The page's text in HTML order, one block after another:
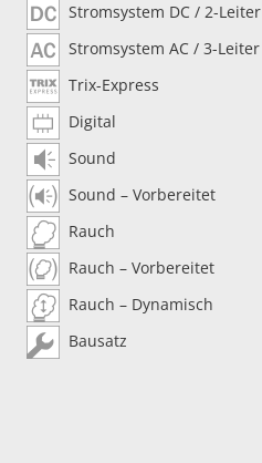
Stromsystem DC / 2-Leiter
Stromsystem AC / 3-Leiter
Trix-Express
Digital
Sound
Sound – Vorbereitet
Rauch
Rauch – Vorbereitet
Rauch – Dynamisch
Bausatz